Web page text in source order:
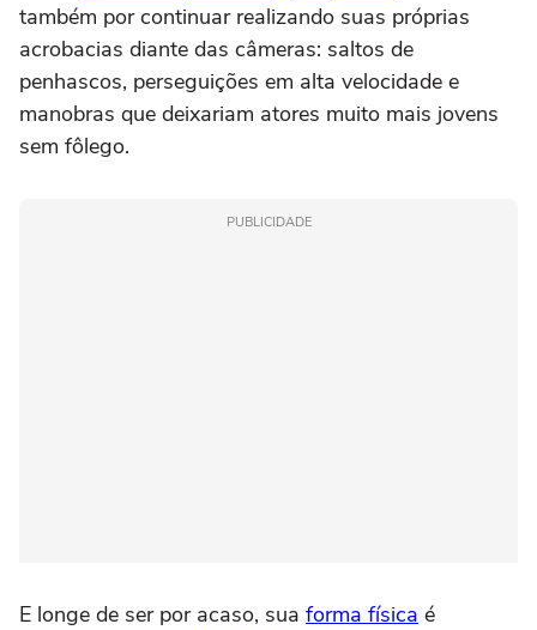
também por continuar realizando suas próprias
acrobacias diante das câmeras: saltos de
penhascos, perseguições em alta velocidade e
manobras que deixariam atores muito mais jovens
sem fôlego.
PUBLICIDADE
E longe de ser por acaso, sua forma física é